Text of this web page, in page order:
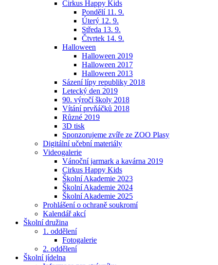
Cirkus Happy Kids
Pondělí 11. 9.
Úterý 12. 9.
Středa 13. 9.
Čtvrtek 14. 9.
Halloween
Halloween 2019
Halloween 2017
Halloween 2013
Sázení lípy republiky 2018
Letecký den 2019
90. výročí školy 2018
Vítání prvňáčků 2018
Různé 2019
3D tisk
Sponzorujeme zvíře ze ZOO Plasy
Digitální učební materiály
Videogalerie
Vánoční jarmark a kavárna 2019
Cirkus Happy Kids
Školní Akademie 2023
Školní Akademie 2024
Školní Akademie 2025
Prohlášení o ochraně soukromí
Kalendář akcí
Školní družina
1. oddělení
Fotogalerie
2. oddělení
Školní jídelna